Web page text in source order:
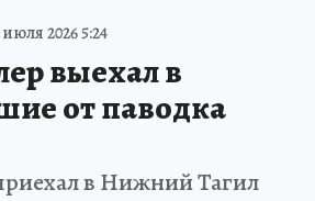
июля 2026 5:24
выехал в
от паводка
в Нижний Тагил